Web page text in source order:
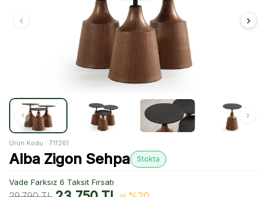
Ürün Kodu : T11261
Alba Zigon Sehpa Stokta
Vade Farksız 6 Taksit Fırsatı